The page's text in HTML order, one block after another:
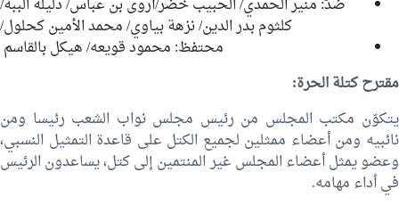
ضدّ: منير الحمدي/الحبيب خضر/أروى بن عباس/دليلة الببة/
كلثوم بدر الدين/نزهة بياوي/محمد الأمين كحلول/
محتفظ: محمود قويعه/هيكل بالقاسم
مقترح كتلة الحرة:
يتكوّن مكتب المجلس من رئيس مجلس نواب الشعب رئيسا ومن
نائبيه ومن أعضاء ممثلين لجميع الكتل على قاعدة التمثيل النسبي،
وعضو يمثل أعضاء المجلس غير المنتمين إلى كتل، يساعدون الرئيس
في أداء مهامه.